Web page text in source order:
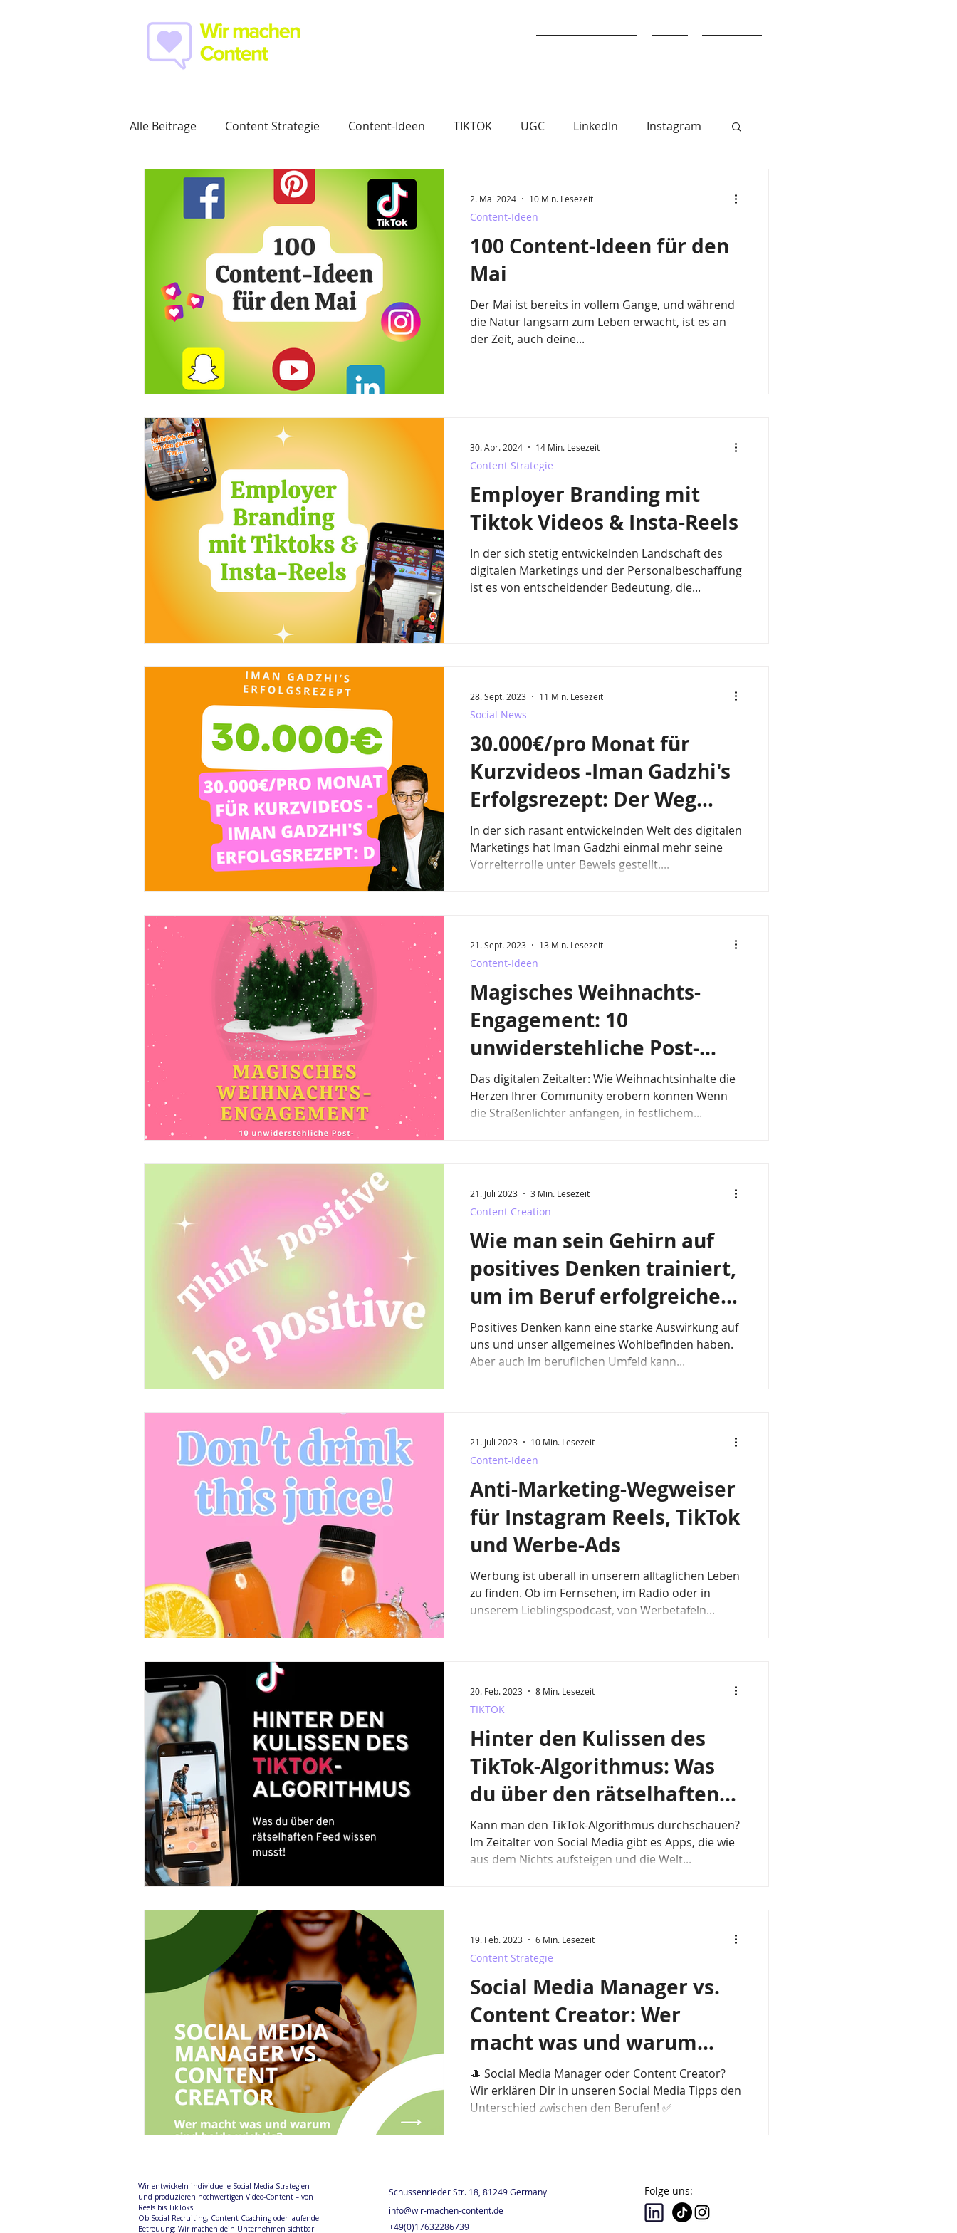
Alle Beiträge Content Strategie Content-Ideen TIKTOK UGC LinkedIn Instagram
Content Creation Social News
100 Content-Ideen für den
Mai
Der Mai ist bereits in vollem Gange, und während
die Natur langsam zum Leben erwacht, ist es an
der Zeit, auch deine...
Content-Ideen
2. Mai 2024 10 Min. Lesezeit
Employer Branding mit
Tiktok Videos & Insta-Reels
In der sich stetig entwickelnden Landschaft des
digitalen Marketings und der Personalbeschaffung
ist es von entscheidender Bedeutung, die...
Content Strategie
30. Apr. 2024 14 Min. Lesezeit
30.000€/pro Monat für
Kurzvideos -Iman Gadzhi's
Erfolgsrezept: Der Weg
zum Digitalmarketing-
Maestro
In der sich rasant entwickelnden Welt des digitalen
Marketings hat Iman Gadzhi einmal mehr seine
Vorreiterrolle unter Beweis gestellt....
Social News
28. Sept. 2023 11 Min. Lesezeit
Magisches Weihnachts-
Engagement: 10
unwiderstehliche Post-
Ideen für die Festtage
Das digitalen Zeitalter: Wie Weihnachtsinhalte die
Herzen Ihrer Community erobern können Wenn
die Straßenlichter anfangen, in festlichem...
Content-Ideen
21. Sept. 2023 13 Min. Lesezeit
Wie man sein Gehirn auf
positives Denken trainiert,
um im Beruf erfolgreicher
zu werden
Positives Denken kann eine starke Auswirkung auf
uns und unser allgemeines Wohlbefinden haben.
Aber auch im beruflichen Umfeld kann...
Content Creation
21. Juli 2023 3 Min. Lesezeit
Anti-Marketing-Wegweiser
für Instagram Reels, TikTok
und Werbe-Ads
Werbung ist überall in unserem alltäglichen Leben
zu finden. Ob im Fernsehen, im Radio oder in
unserem Lieblingspodcast, von Werbetafeln...
Content-Ideen
21. Juli 2023 10 Min. Lesezeit
Hinter den Kulissen des
TikTok-Algorithmus: Was
du über den rätselhaften
Feed wissen musst
Kann man den TikTok-Algorithmus durchschauen?
Im Zeitalter von Social Media gibt es Apps, die wie
aus dem Nichts aufsteigen und die Welt...
TIKTOK
20. Feb. 2023 8 Min. Lesezeit
Social Media Manager vs.
Content Creator: Wer
macht was und warum
sind beide wichtig?
🎩 Social Media Manager oder Content Creator?
Wir erklären Dir in unseren Social Media Tipps den
Unterschied zwischen den Berufen! ✅
Content Strategie
19. Feb. 2023 6 Min. Lesezeit
Wir entwickeln individuelle Social Media Strategien
und produzieren hochwertigen Video-Content – von
Reels bis TikToks.
Ob Social Recruiting, Content-Coaching oder laufende
Betreuung: Wir machen dein Unternehmen sichtbar
Schussenrieder Str. 18, 81249 Germany
info@wir-machen-content.de
+49(0)17632286739
Folge uns: